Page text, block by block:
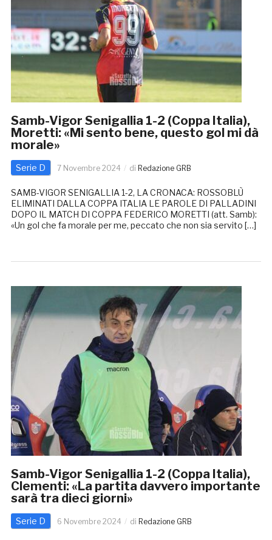
Samb-Vigor Senigallia 1-2 (Coppa Italia),
Moretti: «Mi sento bene, questo gol mi dà
morale»
Serie D 7 Novembre 2024 di Redazione GRB
SAMB-VIGOR SENIGALLIA 1-2, LA CRONACA: ROSSOBLÙ
ELIMINATI DALLA COPPA ITALIA LE PAROLE DI PALLADINI
DOPO IL MATCH DI COPPA FEDERICO MORETTI (att. Samb):
«Un gol che fa morale per me, peccato che non sia servito […]
Samb-Vigor Senigallia 1-2 (Coppa Italia),
Clementi: «La partita davvero importante
sarà tra dieci giorni»
Serie D 6 Novembre 2024 di Redazione GRB